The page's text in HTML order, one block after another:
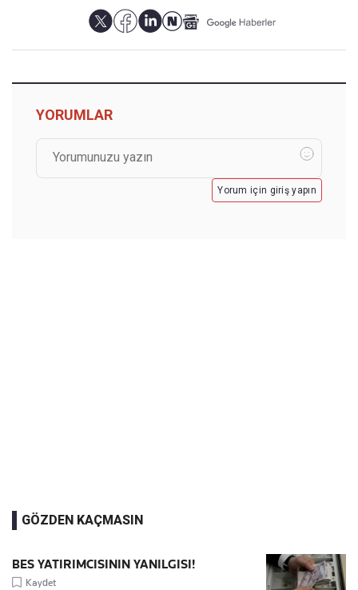
YORUMLAR
Yorum için giriş yapın
GÖZDEN KAÇMASIN
BES YATIRIMCISININ YANILGISI!
Kaydet